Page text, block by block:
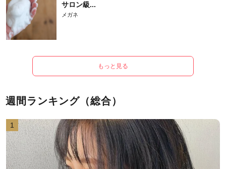
サロン級...
メガネ
もっと見る
週間ランキング（総合）
1